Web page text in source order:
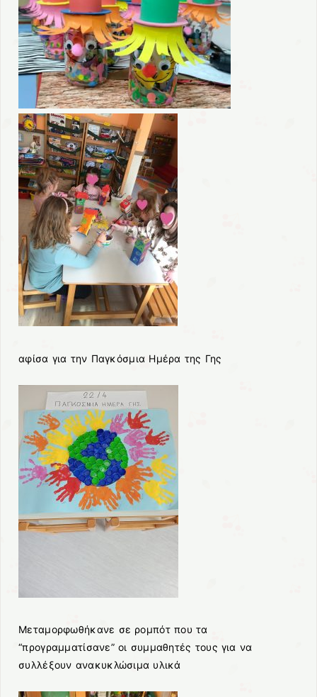
αφίσα για την Παγκόσμια Ημέρα της Γης
Μεταμορφωθήκανε σε ρομπότ που τα
“προγραμματίσανε” οι συμμαθητές τους για να
συλλέξουν ανακυκλώσιμα υλικά